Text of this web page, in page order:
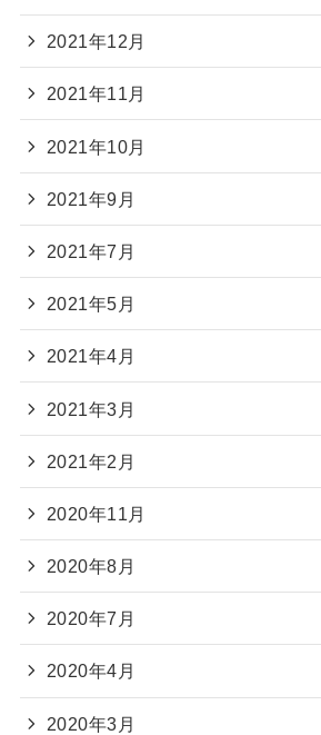
2021年12月
2021年11月
2021年10月
2021年9月
2021年7月
2021年5月
2021年4月
2021年3月
2021年2月
2020年11月
2020年8月
2020年7月
2020年4月
2020年3月